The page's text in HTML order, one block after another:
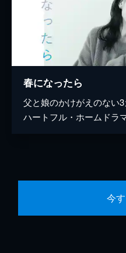
春になったら
父と娘のかけがえのない
ハートフル・ホームドラ
今